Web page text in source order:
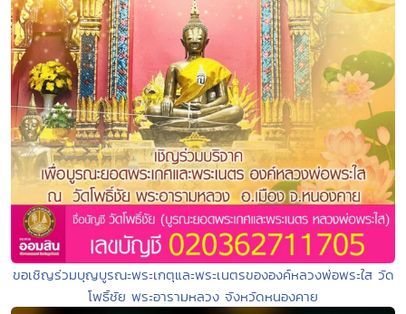
ขอเชิญร่วมบุญบูรณะพระเกตุและพระเนตรขององค์หลวงพ่อพระใส วัด
โพธิ์ชัย พระอารามหลวง จังหวัดหนองคาย